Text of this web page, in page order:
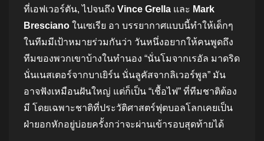
ที่เอฟเวอร์ตัน, ไปจนถึง Vince Grella และ Mark
Bresciano ในเซเรีย อา บรรยากาศแบบนี้ทำให้เด็กๆ
ในทีมมีเป้าหมายร่วมกันว่า วันหนึ่งอยากให้คนพูดถึง
ทีมของพวกเขาบ้างในทำนอง “นั่นโมจากเรอัล มาดริด
นั่นเนสเตอร์จากบาเยิร์น นั่นลูคัสจากลิเวอร์พูล” มัน
อาจฟังเหมือนฝันใหญ่ แต่ก็เป็น “เชื้อไฟ” ที่ทีมชาติต้อง
มี โดยเฉพาะชาติที่ประวัติศาสตร์ฟุตบอลโลกเคยเป็น
ฝ่ายอกหักอยู่บ่อยครั้งกว่าจะผ่านเข้ารอบสุดท้ายได้